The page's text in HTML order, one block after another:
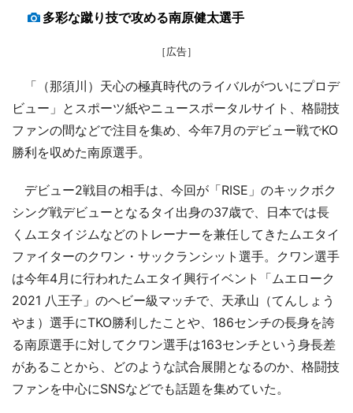
多彩な蹴り技で攻める南原健太選手
［広告］
「（那須川）天心の極真時代のライバルがついにプロデ
ビュー」とスポーツ紙やニュースポータルサイト、格闘技
ファンの間などで注目を集め、今年7月のデビュー戦でKO
勝利を収めた南原選手。
デビュー2戦目の相手は、今回が「RISE」のキックボク
シング戦デビューとなるタイ出身の37歳で、日本では長
くムエタイジムなどのトレーナーを兼任してきたムエタイ
ファイターのクワン・サックランシット選手。クワン選手
は今年4月に行われたムエタイ興行イベント「ムエローク
2021 八王子」のヘビー級マッチで、天承山（てんしょう
やま）選手にTKO勝利したことや、186センチの長身を誇
る南原選手に対してクワン選手は163センチという身長差
があることから、どのような試合展開となるのか、格闘技
ファンを中心にSNSなどでも話題を集めていた。